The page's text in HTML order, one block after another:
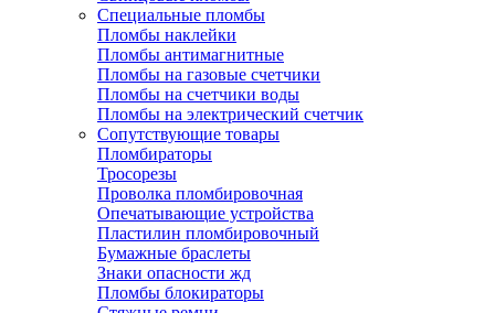
Специальные пломбы
Пломбы наклейки
Пломбы антимагнитные
Пломбы на газовые счетчики
Пломбы на счетчики воды
Пломбы на электрический счетчик
Сопутствующие товары
Пломбираторы
Тросорезы
Проволка пломбировочная
Опечатывающие устройства
Пластилин пломбировочный
Бумажные браслеты
Знаки опасности жд
Пломбы блокираторы